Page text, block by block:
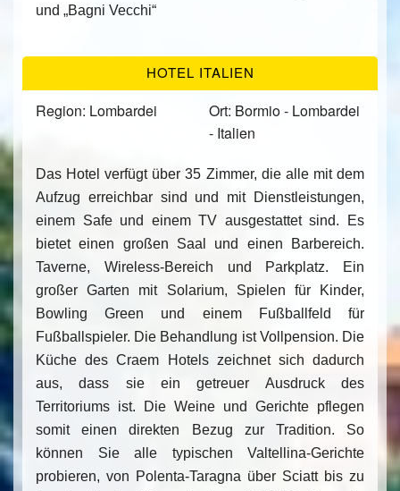
und „Bagni Vecchi“
HOTEL ITALIEN
Region: Lombardei
Ort: Bormio - Lombardei
- Italien
Das Hotel verfügt über 35 Zimmer, die alle mit dem
Aufzug erreichbar sind und mit Dienstleistungen,
einem Safe und einem TV ausgestattet sind. Es
bietet einen großen Saal und einen Barbereich.
Taverne, Wireless-Bereich und Parkplatz. Ein
großer Garten mit Solarium, Spielen für Kinder,
Bowling Green und einem Fußballfeld für
Fußballspieler. Die Behandlung ist Vollpension. Die
Küche des Craem Hotels zeichnet sich dadurch
aus, dass sie ein getreuer Ausdruck des
Territoriums ist. Die Weine und Gerichte pflegen
somit einen direkten Bezug zur Tradition. So
können Sie alle typischen Valtellina-Gerichte
probieren, von Polenta-Taragna über Sciatt bis zu